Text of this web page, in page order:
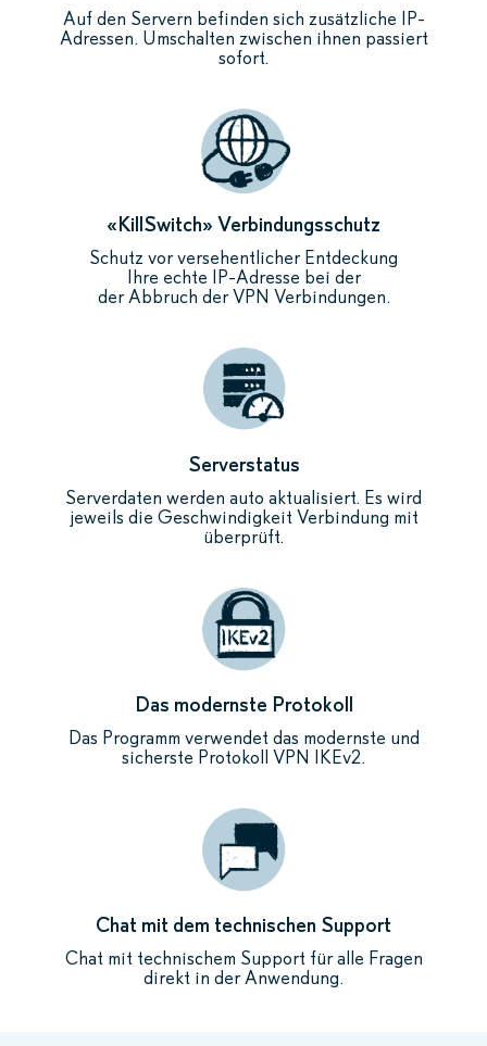
Auf den Servern befinden sich zusätzliche IP-
Adressen. Umschalten zwischen ihnen passiert
sofort.
«KillSwitch» Verbindungsschutz
Schutz vor versehentlicher Entdeckung
Ihre echte IP-Adresse bei der
der Abbruch der VPN Verbindungen.
Serverstatus
Serverdaten werden auto aktualisiert. Es wird
jeweils die Geschwindigkeit Verbindung mit
überprüft.
Das modernste Protokoll
Das Programm verwendet das modernste und
sicherste Protokoll VPN IKEv2.
Chat mit dem technischen Support
Chat mit technischem Support für alle Fragen
direkt in der Anwendung.